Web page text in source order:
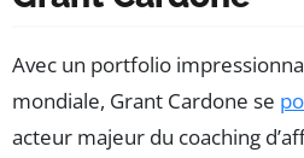
Avec un portfolio
mondiale, Grant Cardone se
acteur majeur du coaching